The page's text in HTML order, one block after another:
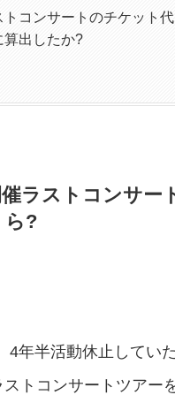
トコンサートのチケット
算出したか?
催ラストコンサー
ら?
4年半活動休止していた
トコンサートツアー